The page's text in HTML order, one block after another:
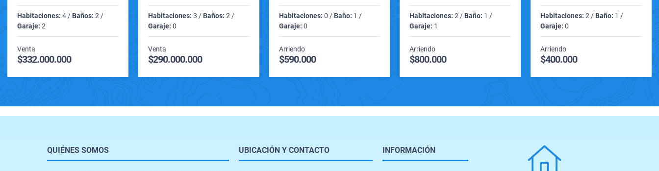
Habitaciones: 4 / Baños: 2 /
Garaje: 2
Venta
$332.000.000
Habitaciones: 3 / Baños: 2 /
Garaje: 0
Venta
$290.000.000
Habitaciones: 0 / Baño: 1 /
Garaje: 0
Arriendo
$590.000
Habitaciones: 2 / Baño: 1 /
Garaje: 1
Arriendo
$800.000
Habitaciones: 2 / Baño: 1 /
Garaje: 0
Arriendo
$400.000
QUIÉNES SOMOS UBICACIÓN Y CONTACTO INFORMACIÓN